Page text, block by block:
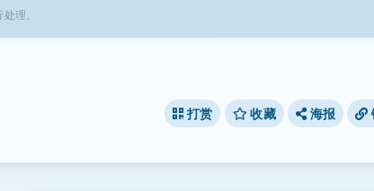
理。
打赏 收藏 海报